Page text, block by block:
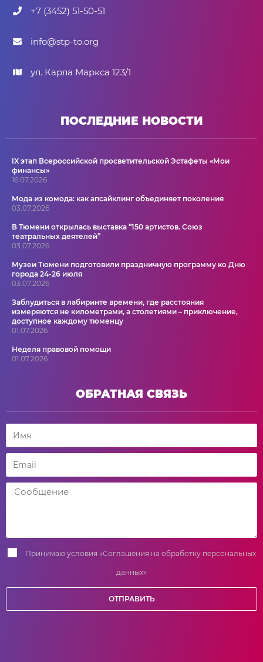
+7 (3452) 51-50-51
info@stp-to.org
ул. Карла Маркса 123/1
ПОСЛЕДНИЕ НОВОСТИ
IX этап Всероссийской просветительской Эстафеты «Мои
финансы»
16.07.2026
Мода из комода: как апсайклинг объединяет поколения
03.07.2026
В Тюмени открылась выставка “150 артистов. Союз
театральных деятелей”
03.07.2026
Музеи Тюмени подготовили праздничную программу ко Дню
города 24-26 июля
03.07.2026
Заблудиться в лабиринте времени, где расстояния
измеряются не километрами, а столетиями – приключение,
доступное каждому тюменцу
01.07.2026
Неделя правовой помощи
01.07.2026
ОБРАТНАЯ СВЯЗЬ
Принимаю условия «Соглашения на обработку персональных
данных»
ОТПРАВИТЬ